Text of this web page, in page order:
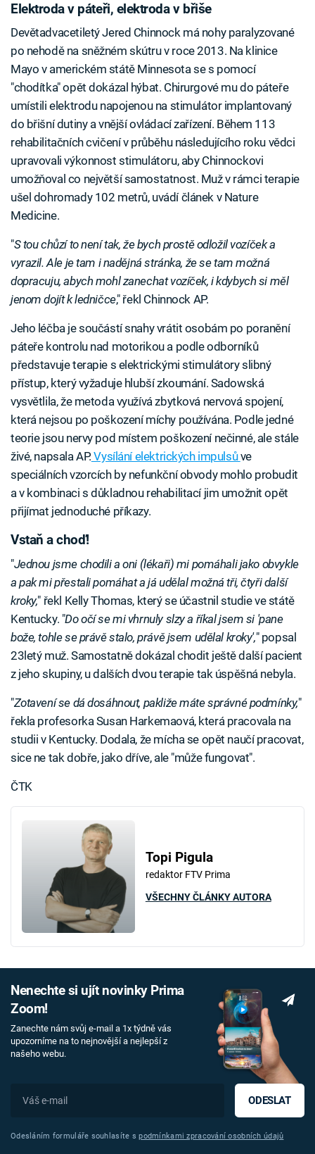
Elektroda v páteři, elektroda v břiše
Devětadvacetiletý Jered Chinnock má nohy paralyzované
po nehodě na sněžném skútru v roce 2013. Na klinice
Mayo v americkém státě Minnesota se s pomocí
"chodítka" opět dokázal hýbat. Chirurgové mu do páteře
umístili elektrodu napojenou na stimulátor implantovaný
do břišní dutiny a vnější ovládací zařízení. Během 113
rehabilitačních cvičení v průběhu následujícího roku vědci
upravovali výkonnost stimulátoru, aby Chinnockovi
umožňoval co největší samostatnost. Muž v rámci terapie
ušel dohromady 102 metrů, uvádí článek v Nature
Medicine.
"S tou chůzí to není tak, že bych prostě odložil vozíček a
vyrazil. Ale je tam i nadějná stránka, že se tam možná
dopracuju, abych mohl zanechat vozíček, i kdybych si měl
jenom dojít k ledničce," řekl Chinnock AP.
Jeho léčba je součástí snahy vrátit osobám po poranění
páteře kontrolu nad motorikou a podle odborníků
představuje terapie s elektrickými stimulátory slibný
přístup, který vyžaduje hlubší zkoumání. Sadowská
vysvětlila, že metoda využívá zbytková nervová spojení,
která nejsou po poškození míchy používána. Podle jedné
teorie jsou nervy pod místem poškození nečinné, ale stále
živé, napsala AP. Vysílání elektrických impulsůve
speciálních vzorcích by nefunkční obvody mohlo probudit
a v kombinaci s důkladnou rehabilitací jim umožnit opět
přijímat jednoduché příkazy.
Vstaň a choď!
"Jednou jsme chodili a oni (lékaři) mi pomáhali jako obvykle
a pak mi přestali pomáhat a já udělal možná tři, čtyři další
kroky," řekl Kelly Thomas, který se účastnil studie ve státě
Kentucky. "Do očí se mi vhrnuly slzy a říkal jsem si 'pane
bože, tohle se právě stalo, právě jsem udělal kroky'," popsal
23letý muž. Samostatně dokázal chodit ještě další pacient
z jeho skupiny, u dalších dvou terapie tak úspěšná nebyla.
"Zotavení se dá dosáhnout, pakliže máte správné podmínky,"
řekla profesorka Susan Harkemaová, která pracovala na
studii v Kentucky. Dodala, že mícha se opět naučí pracovat,
sice ne tak dobře, jako dříve, ale "může fungovat".
ČTK
Topi Pigula
redaktor FTV Prima
VŠECHNY ČLÁNKY AUTORA
Nenechte si ujít novinky Prima
Zoom!
Zanechte nám svůj e-mail a 1x týdně vás
upozorníme na to nejnovější a nejlepší z
našeho webu.
ODESLAT
Odesláním formuláře souhlasíte spodmínkami zpracování osobních údajů